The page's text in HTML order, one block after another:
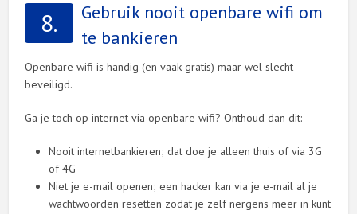
8.
Gebruik nooit openbare wifi om
te bankieren
Openbare wifi is handig (en vaak gratis) maar wel slecht
beveiligd.
Ga je toch op internet via openbare wifi? Onthoud dan dit:
Nooit internetbankieren; dat doe je alleen thuis of via 3G
of 4G
Niet je e-mail openen; een hacker kan via je e-mail al je
wachtwoorden resetten zodat je zelf nergens meer in kunt